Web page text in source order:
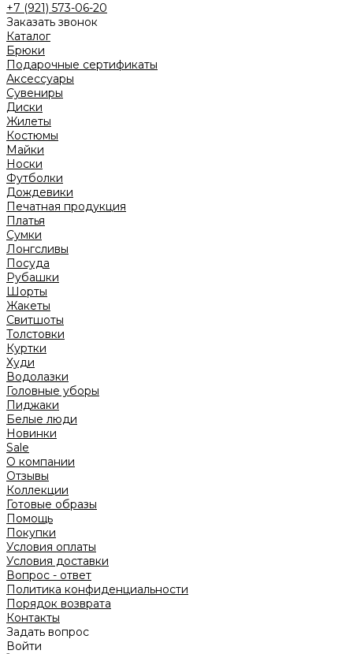
+7 (921) 573-06-20
Заказать звонок
Каталог
Брюки
Подарочные сертификаты
Аксессуары
Сувениры
Диски
Жилеты
Костюмы
Майки
Носки
Футболки
Дождевики
Печатная продукция
Платья
Сумки
Лонгсливы
Посуда
Рубашки
Шорты
Жакеты
Свитшоты
Толстовки
Куртки
Худи
Водолазки
Головные уборы
Пиджаки
Белые люди
Новинки
Sale
О компании
Отзывы
Коллекции
Готовые образы
Помощь
Покупки
Условия оплаты
Условия доставки
Вопрос - ответ
Политика конфиденциальности
Порядок возврата
Контакты
Задать вопрос
Войти